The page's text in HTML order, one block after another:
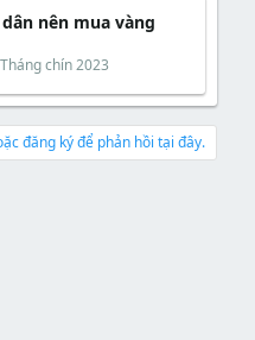
nên mua vàng
chín 2023
đăng ký để phản hồi tại đây.